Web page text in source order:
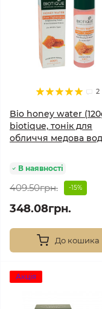
2
Bio honey water
biotique, тонік для
обличчя медова
В наявності
409.50грн. -15%
348.08грн.
До кошика
Акція